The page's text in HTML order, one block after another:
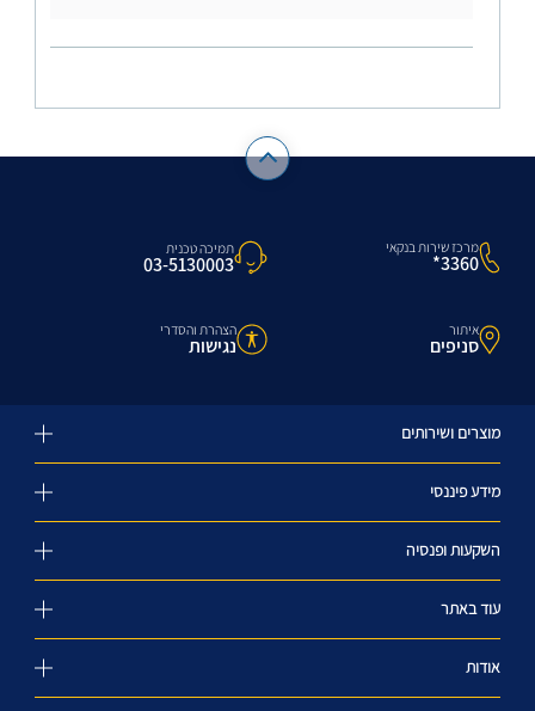
מרכז שירות בנקאי
3360*
תמיכה טכנית
03-5130003
איתור
סניפים
הצהרת והסדרי
נגישות
מוצרים ושירותים
מידע פיננסי
השקעות ופנסיה
עוד באתר
אודות